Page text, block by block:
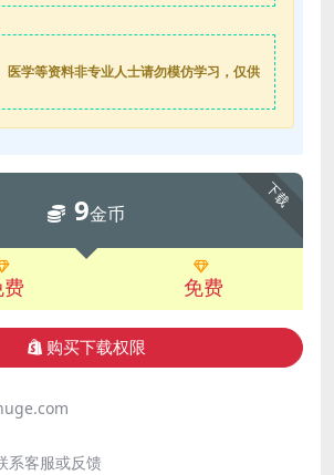
医学等资料非专业人士请勿模仿学习，仅供
下载
9金币
免费
购买下载权限
系客服或反馈